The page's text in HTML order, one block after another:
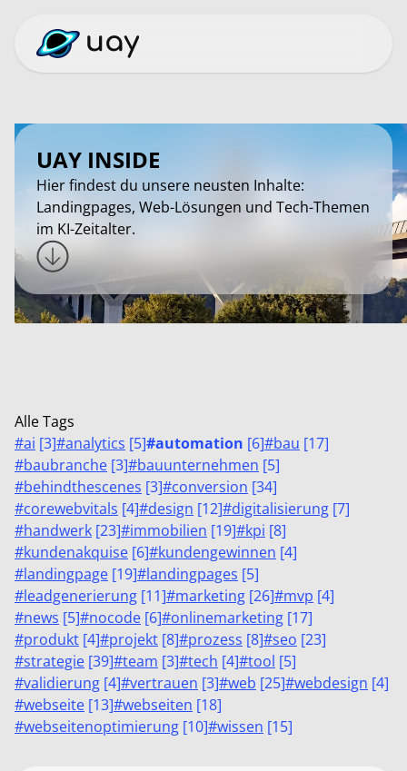
UAY INSIDE
Hier findest du unsere neusten Inhalte:
Landingpages, Web-Lösungen und Tech-Themen
im KI-Zeitalter.
Alle Tags
#ai [3]#analytics [5]#automation [6]#bau [17]
#baubranche [3]#bauunternehmen [5]
#behindthescenes [3]#conversion [34]
#corewebvitals [4]#design [12]#digitalisierung [7]
#handwerk [23]#immobilien [19]#kpi [8]
#kundenakquise [6]#kundengewinnen [4]
#landingpage [19]#landingpages [5]
#leadgenerierung [11]#marketing [26]#mvp [4]
#news [5]#nocode [6]#onlinemarketing [17]
#produkt [4]#projekt [8]#prozess [8]#seo [23]
#strategie [39]#team [3]#tech [4]#tool [5]
#validierung [4]#vertrauen [3]#web [25]#webdesign [4]
#webseite [13]#webseiten [18]
#webseitenoptimierung [10]#wissen [15]